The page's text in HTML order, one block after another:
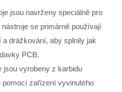
jsou navrženy speciálně pro
se primárně používají
drážkování, aby splnily jak
PCB.
jsou vyrobeny z karbidu
pomocí zařízení vyvinutého